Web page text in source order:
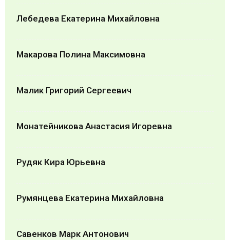
Лебедева Екатерина Михайловна
Макарова Полина Максимовна
Малик Григорий Сергеевич
Монатейникова Анастасия Игоревна
Рудяк Кира Юрьевна
Румянцева Екатерина Михайловна
Савенков Марк Антонович